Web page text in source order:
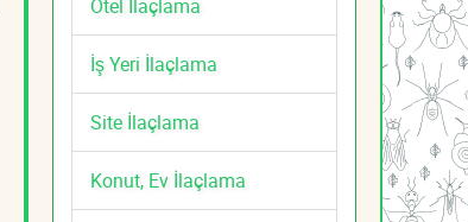
Otel İlaçlama
İş Yeri İlaçlama
Site İlaçlama
Konut, Ev İlaçlama